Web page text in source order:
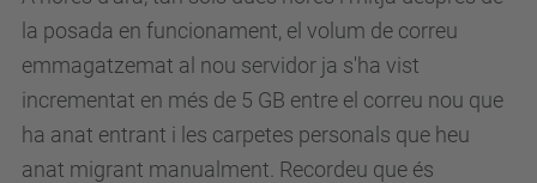
la posada en funcionament, el volum de correu
emmagatzemat al nou servidor ja s'ha vist
incrementat en més de 5 GB entre el correu nou que
ha anat entrant i les carpetes personals que heu
anat migrant manualment. Recordeu que és